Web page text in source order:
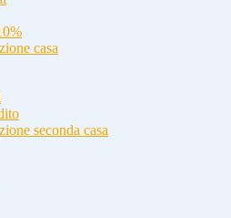
casa
seconda casa